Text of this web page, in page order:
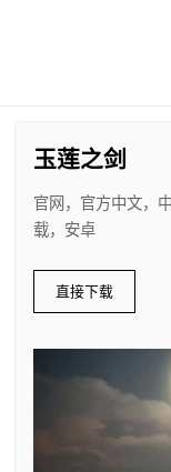
玉莲之剑
官网，官方中文，
载，安卓
直接下载